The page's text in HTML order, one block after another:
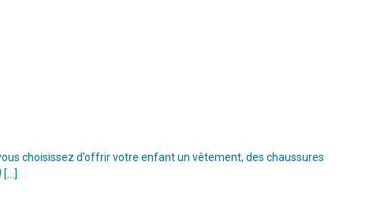
choisissez d’offrir votre enfant un vêtement, des chaussures
[…]